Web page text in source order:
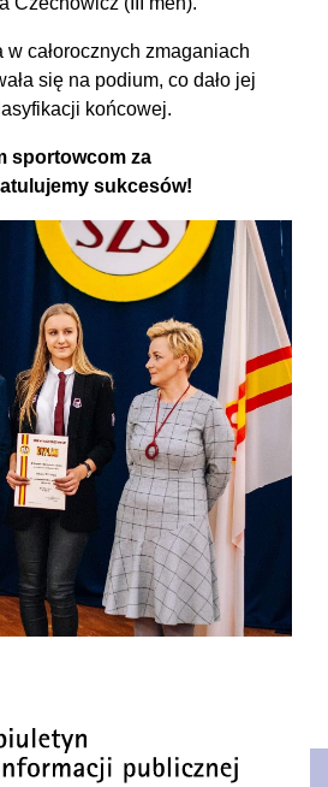
w całorocznych zmaganiach
się na podium, co dało jej
końcowej.
sportowcom za
sukcesów!